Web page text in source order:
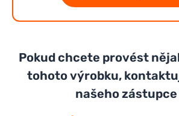
Pokud chcete provést
tohoto výrobku,
našeho zástupce